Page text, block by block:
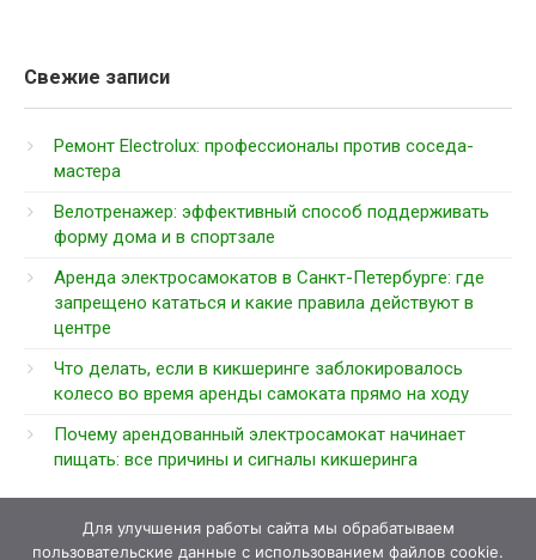
Свежие записи
Ремонт Electrolux: профессионалы против соседа-
мастера
Велотренажер: эффективный способ поддерживать
форму дома и в спортзале
Аренда электросамокатов в Санкт-Петербурге: где
запрещено кататься и какие правила действуют в
центре
Что делать, если в кикшеринге заблокировалось
колесо во время аренды самоката прямо на ходу
Почему арендованный электросамокат начинает
пищать: все причины и сигналы кикшеринга
Для улучшения работы сайта мы обрабатываем
пользовательские данные с использованием файлов cookie.